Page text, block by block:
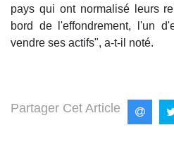
pays qui ont normalisé leurs
bord de l'effondrement, l'un
vendre ses actifs", a-t-il noté.
Partager Cet Article